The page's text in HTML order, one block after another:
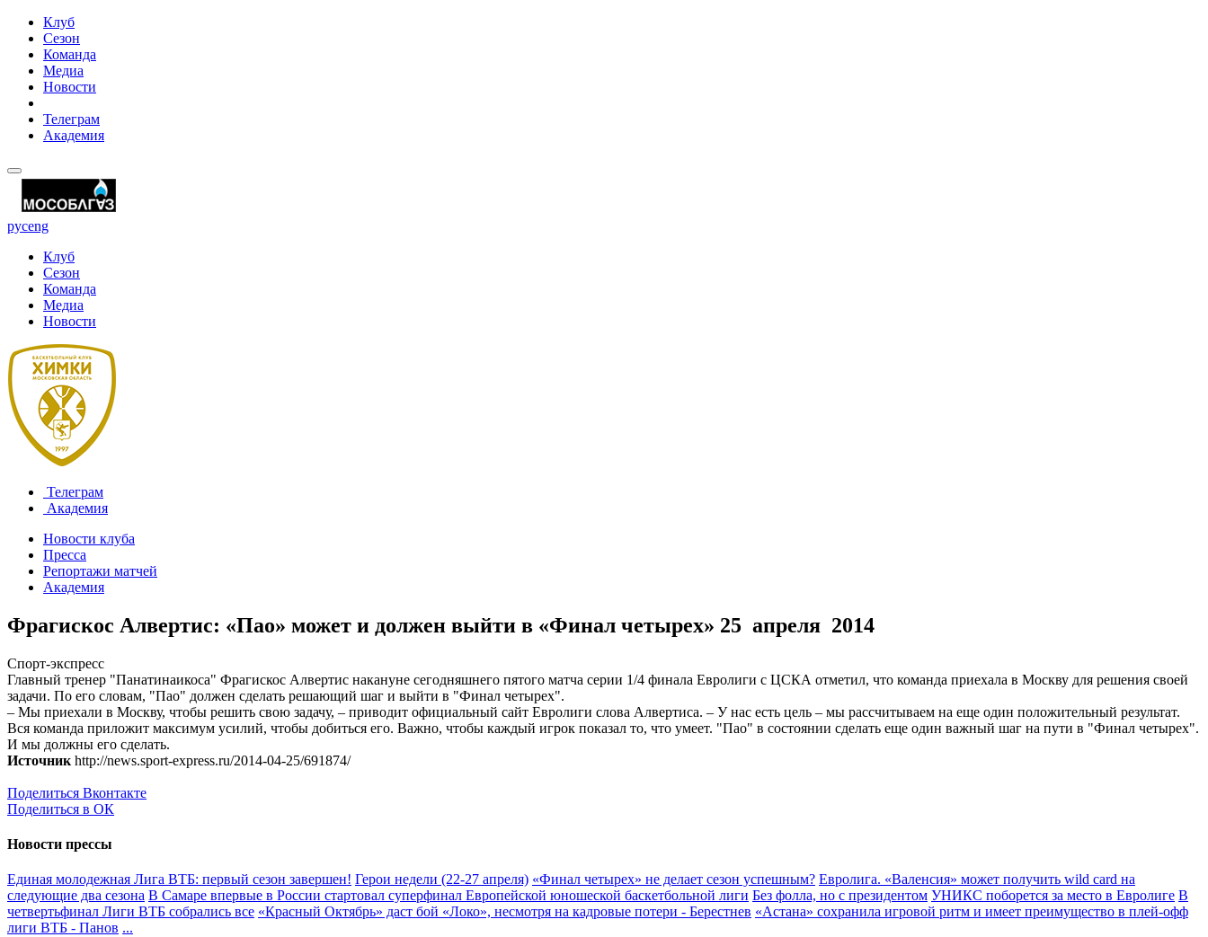
Клуб
Сезон
Команда
Медиа
Новости
Телеграм
Академия
русeng
Клуб
Сезон
Команда
Медиа
Новости
Телеграм
Академия
Новости клуба
Пресса
Репортажи матчей
Академия
Фрагискос Алвертис: «Пао» может и должен выйти в «Финал четырех» 25 апреля 2014
Спорт-экспресс
Главный тренер "Панатинаикоса" Фрагискос Алвертис накануне сегодняшнего пятого матча серии 1/4 финала Евролиги с ЦСКА отметил, что команда приехала в Москву для решения своей
задачи. По его словам, "Пао" должен сделать решающий шаг и выйти в "Финал четырех".
– Мы приехали в Москву, чтобы решить свою задачу, – приводит официальный сайт Евролиги слова Алвертиса. – У нас есть цель – мы рассчитываем на еще один положительный результат.
Вся команда приложит максимум усилий, чтобы добиться его. Важно, чтобы каждый игрок показал то, что умеет. "Пао" в состоянии сделать еще один важный шаг на пути в "Финал четырех".
И мы должны его сделать.
Источник http://news.sport-express.ru/2014-04-25/691874/
Поделиться Вконтакте
Поделиться в ОК
Новости прессы
Единая молодежная Лига ВТБ: первый сезон завершен! Герои недели (22-27 апреля) «Финал четырех» не делает сезон успешным? Евролига. «Валенсия» может получить wild card на
следующие два сезона В Самаре впервые в России стартовал суперфинал Европейской юношеской баскетбольной лиги Без фолла, но с президентом УНИКС поборется за место в Евролиге В
четвертьфинал Лиги ВТБ собрались все «Красный Октябрь» даст бой «Локо», несмотря на кадровые потери - Берестнев «Астана» сохранила игровой ритм и имеет преимущество в плей-офф
лиги ВТБ - Панов ...